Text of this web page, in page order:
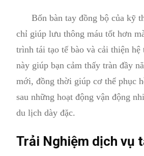
Bốn bàn tay đồng bộ của kỹ
chỉ giúp lưu thông máu tốt hơn
trình tái tạo tế bào và cải thiện
này giúp bạn cảm thấy tràn đầy
mới, đồng thời giúp cơ thể phục
sau những hoạt động vận động
du lịch dày đặc.
Trải Nghiệm dịch vụ